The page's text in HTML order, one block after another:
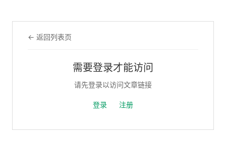
← 返回列表页
需要登录才能访问
请先登录以访问文章链接
登录 注册